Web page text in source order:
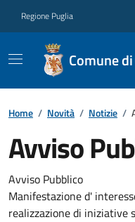
Regione Puglia
Comune
Home / Novità / Notizie /
Avviso
Avviso Pubblico
Manifestazione d'
realizzazione di iniziative